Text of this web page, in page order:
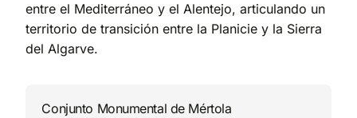
entre el Mediterráneo y el Alentejo, articulando un
territorio de transición entre la Planicie y la Sierra
del Algarve.
Conjunto Monumental de Mértola